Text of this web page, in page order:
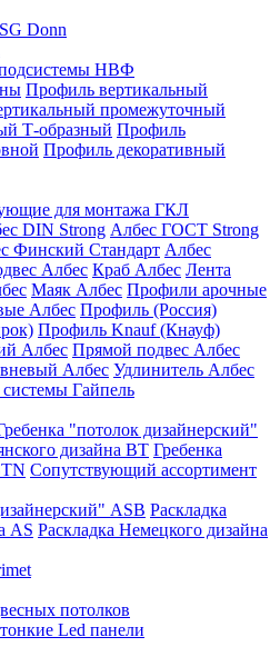
Donn
НВФ
Профиль вертикальный
промежуточный
Т-образный Профиль
Профиль декоративный
для монтажа ГКЛ
DIN Strong Албес ГОСТ Strong
Финский Стандарт Албес
Албес Краб Албес Лента
Маяк Албес Профили арочные
Албес Профиль (Россия)
Профиль Knauf (Кнауф)
Албес Прямой подвес Албес
Албес Удлинитель Албес
Гайпель
"потолок дизайнерский"
дизайна BT Гребенка
Сопутствующий ассортимент
ASB Раскладка
AS Раскладка Немецкого дизайна
потолков
Led панели